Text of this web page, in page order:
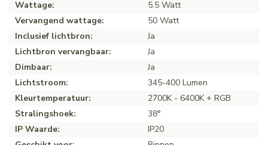
Wattage:
5.5 Watt
Vervangend wattage:
50 Watt
Inclusief lichtbron:
Ja
Lichtbron vervangbaar:
Ja
Dimbaar:
Ja
Lichtstroom:
345-400 Lumen
Kleurtemperatuur:
2700K - 6400K + RGB
Stralingshoek:
38°
IP Waarde:
IP20